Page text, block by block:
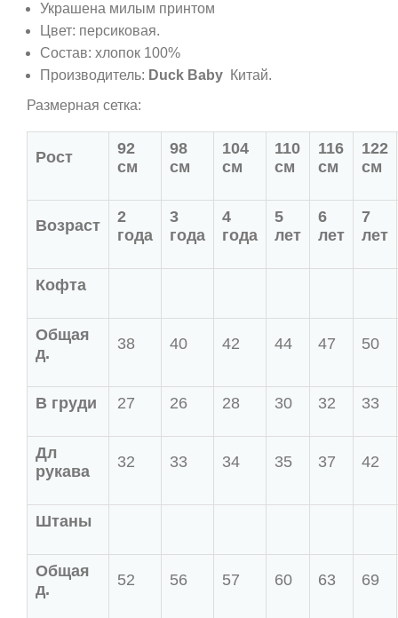
Украшена милым принтом
Цвет: персиковая.
Состав: хлопок 100%
Производитель: Duck Baby Китай.
Размерная сетка:
Рост
92
см
98
см
104
см
110
см
116
см
122
см
Возраст
2
года
3
года
4
года
5
лет
6
лет
7
лет
Кофта
Общая
д.
38 40 42 44 47 50
В груди 27 26 28 30 32 33
Дл
рукава
32 33 34 35 37 42
Штаны
Общая
д.
52 56 57 60 63 69